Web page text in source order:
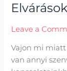
Leave a
Vajon mi
van annyi